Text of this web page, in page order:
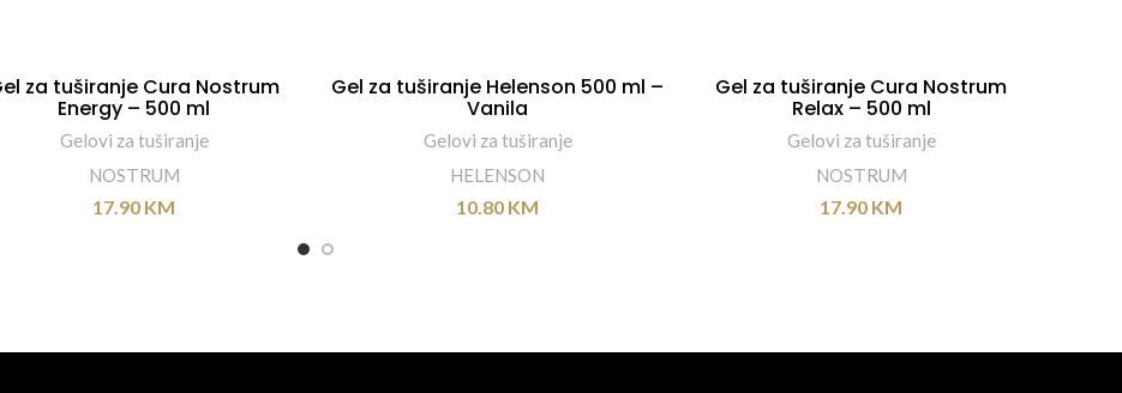
DODAJ U KORPU
za tuširanje Cura Nostrum
Energy – 500 ml
Gelovi za tuširanje
NOSTRUM
17.90 KM
DODAJ U KORPU
Gel za tuširanje Helenson 500 ml –
Vanila
Gelovi za tuširanje
HELENSON
10.80 KM
DODAJ U KORPU
Gel za tuširanje Cura Nostrum
Relax – 500 ml
Gelovi za tuširanje
NOSTRUM
17.90 KM